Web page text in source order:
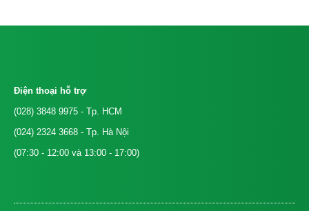
Điện thoại hỗ trợ
(028) 3848 9975 - Tp. HCM
(024) 2324 3668 - Tp. Hà Nội
(07:30 - 12:00 và 13:00 - 17:00)